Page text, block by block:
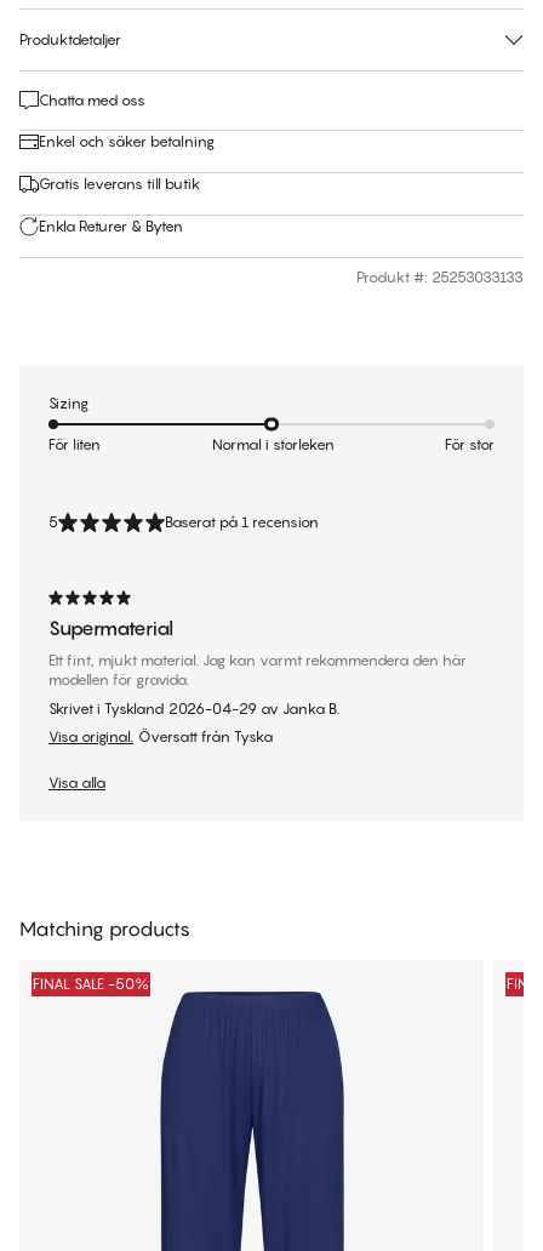
Produktdetaljer
Chatta med oss
Enkel och säker betalning
Gratis leverans till butik
Enkla Returer & Byten
Produkt #: 25253033133
5 Baserat på 1 recension
Supermaterial
Ett fint, mjukt material. Jag kan varmt rekommendera den här
modellen för gravida.
Skrivet i Tyskland 2026-04-29 av Janka B.
Visa original. Översatt från Tyska
Visa alla
Sizing
För liten Normal i storleken För stor
Matching products
FINAL SALE -50%